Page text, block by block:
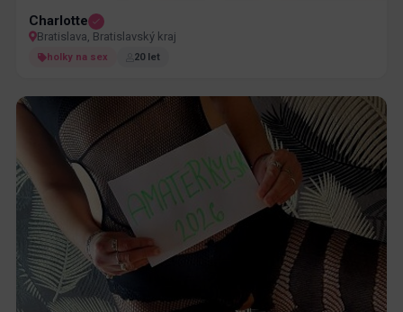
Charlotte
Bratislava, Bratislavský kraj
holky na sex 20 let